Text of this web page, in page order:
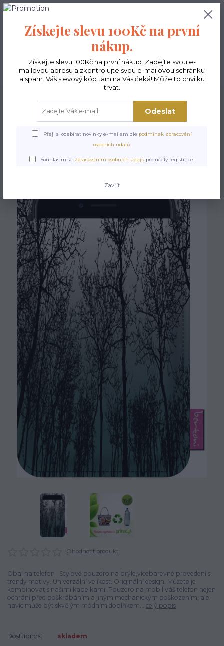
Hledat
0,00 Kč
Pouzdro na telefon - Forest
Mood
Ohodnotit produkt
Obal na telefon Stylové pouzdro na brýle,vícebarevné provedení s
trendy motivy. Univerzální velikost. Originální design. Můžete je
kombinovat s našimi kabelkami. Pouzdro na mobil váš telefon nejen
ochrání před poškrábáním a jiným mechanickým poškozením, ale
navíc může být skvělým módním doplňkem... celý popis
Dostupnost
skladem
Získejte slevu 100Kč na první
nákup.
Získejte slevu 100Kč na první nákup. Zadejte svou e-
mailovou adresu a zkontrolujte svou e-mailovou schránku
a spam. Váš slevový kód tam na Vás čeká! Může to chvilku
trvat.
Odeslat
Přeji si odebírat novinky e-mailem dle podmínek zpracování
osobních údajů.
Souhlasím se zpracováním osobních údajů pro účely registrace.
Zavřít